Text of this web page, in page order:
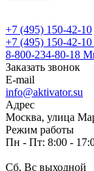
+7 (495) 150-42-10
+7 (495) 150-42-10
8-800-234-80-18
Заказать звонок
E-mail
info@aktivator.su
Адрес
Москва, улица
Режим работы
Пн - Пт: 8:00 -
Сб, Вс выходной